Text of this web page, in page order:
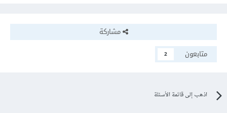
مشاركة
متابعون
2
اذهب إلى قائمة الأسئلة